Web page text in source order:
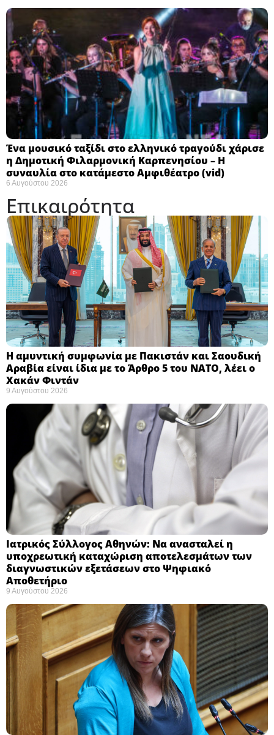
Ένα μουσικό ταξίδι στο ελληνικό τραγούδι χάρισε
η Δημοτική Φιλαρμονική Καρπενησίου – Η
συναυλία στο κατάμεστο Αμφιθέατρο (vid)
6 Αυγούστου 2026
Επικαιρότητα
Η αμυντική συμφωνία με Πακιστάν και Σαουδική
Αραβία είναι ίδια με το Άρθρο 5 του ΝΑΤΟ, λέει ο
Χακάν Φιντάν ​
9 Αυγούστου 2026
Ιατρικός Σύλλογος Αθηνών: Να ανασταλεί η
υποχρεωτική καταχώριση αποτελεσμάτων των
διαγνωστικών εξετάσεων στο Ψηφιακό
Αποθετήριο ​
9 Αυγούστου 2026